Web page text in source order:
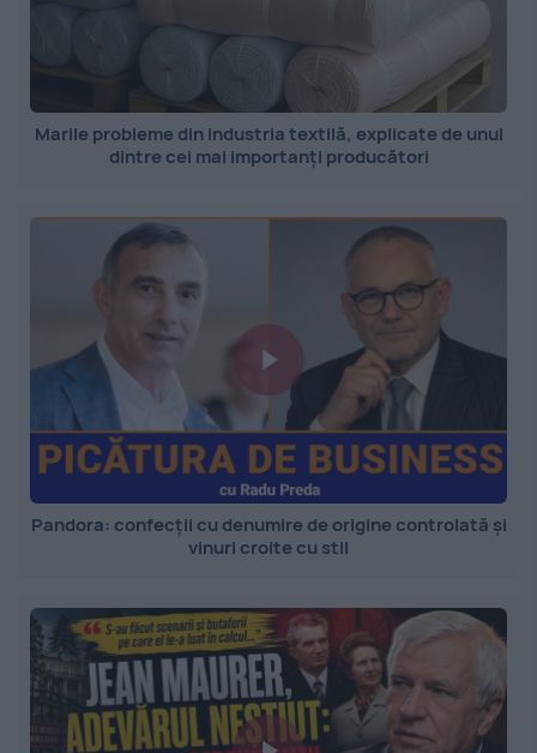
Marile probleme din industria textilă, explicate de unul
dintre cei mai importanți producători
Pandora: confecții cu denumire de origine controlată și
vinuri croite cu stil